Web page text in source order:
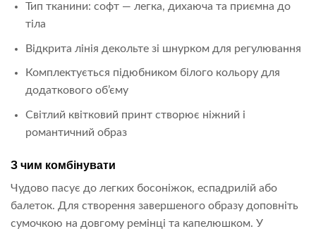
Тип тканини: софт — легка, дихаюча та приємна до
тіла
Відкрита лінія декольте зі шнурком для регулювання
Комплектується підюбником білого кольору для
додаткового об’єму
Світлий квітковий принт створює ніжний і
романтичний образ
З чим комбінувати
Чудово пасує до легких босоніжок, еспадрилій або
балеток. Для створення завершеного образу доповніть
сумочкою на довгому ремінці та капелюшком. У